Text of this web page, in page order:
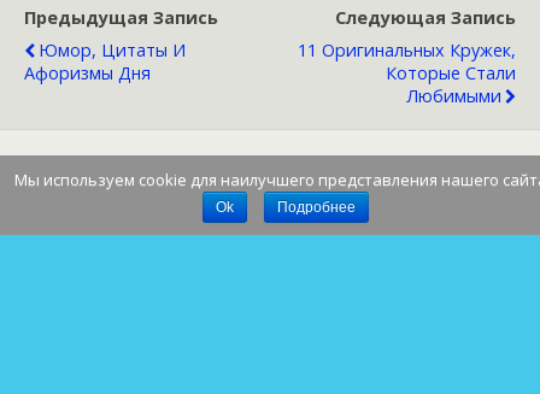
Предыдущая Запись
Юмор, Цитаты И
Афоризмы Дня
Следующая Запись
11 Оригинальных Кружек,
Которые Стали
Любимыми
Мы используем cookie для наилучшего представления нашего
Ok Подробнее
Наверх